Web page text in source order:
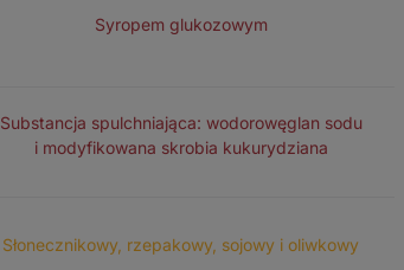
Syropem glukozowym
Substancja spulchniająca: wodorowęglan sodu
i modyfikowana skrobia kukurydziana
Słonecznikowy, rzepakowy, sojowy i oliwkowy